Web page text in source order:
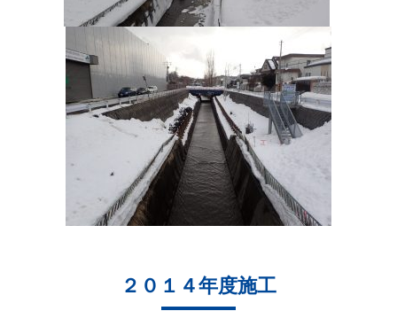
２０１４年度施工